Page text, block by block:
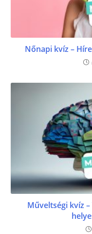
Nőnapi kvíz –
Műveltségi kvíz